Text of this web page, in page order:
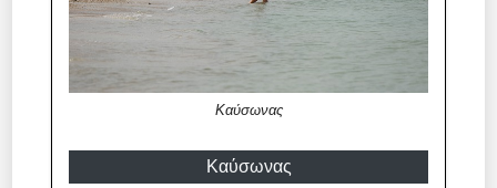
Καύσωνας
Καύσωνας